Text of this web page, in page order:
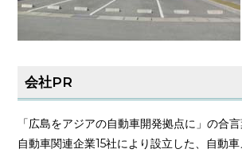
会社PR
「広島をアジアの自動車開発拠点に」の合
自動車関連企業15社により設立した、自動